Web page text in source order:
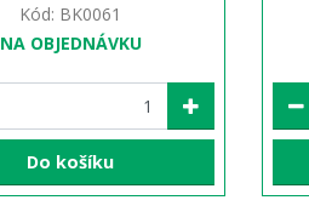
Kód: BK0061
NA OBJEDNÁVKU
Do košíku